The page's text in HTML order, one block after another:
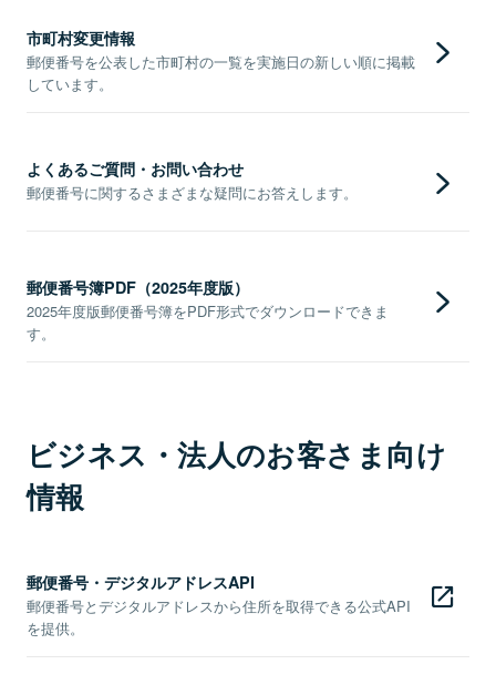
市町村変更情報
郵便番号を公表した市町村の一覧を実施日の新しい順に掲載
しています。
よくあるご質問・お問い合わせ
郵便番号に関するさまざまな疑問にお答えします。
郵便番号簿PDF（2025年度版）
2025年度版郵便番号簿をPDF形式でダウンロードできま
す。
ビジネス・法人のお客さま向け
情報
郵便番号・デジタルアドレスAPI
郵便番号とデジタルアドレスから住所を取得できる公式API
を提供。